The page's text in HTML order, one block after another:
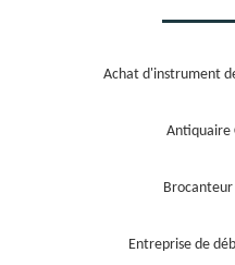
Achat d'instrument
Antiquaire
Brocanteur
Entreprise de